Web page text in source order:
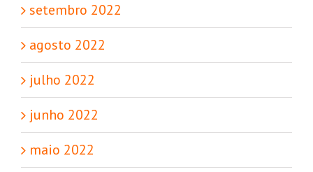
setembro 2022
agosto 2022
julho 2022
junho 2022
maio 2022